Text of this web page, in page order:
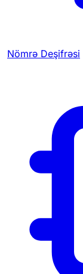
Nömrə Deşifrəsi